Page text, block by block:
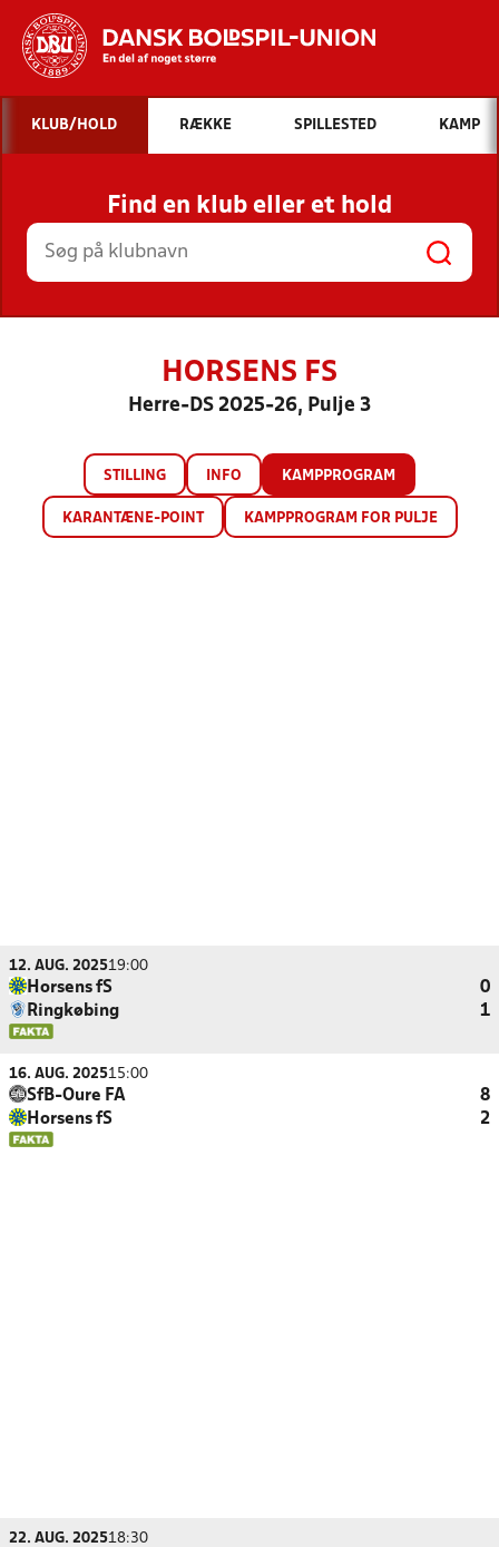
Hvad vil du søge efter?
INDHOLD OG NYHEDER
STILLINGER, RESULTATER, KLUBBER OG
HOLD
KLUB/HOLD RÆKKE SPILLESTED KAMP
Find en klub eller et hold
HORSENS FS
Herre-DS 2025-26, Pulje 3
STILLING INFO KAMPPROGRAM
KARANTÆNE-POINT KAMPPROGRAM FOR PULJE
12. AUG. 202519:00
Horsens fS
0
Ringkøbing
1
16. AUG. 202515:00
SfB-Oure FA
8
Horsens fS
2
22. AUG. 202518:30